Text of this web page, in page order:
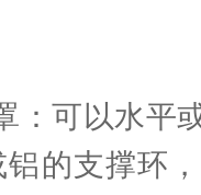
可以水平
的支撑环